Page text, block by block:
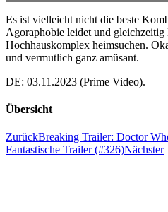
Es ist vielleicht nicht die beste
Agoraphobie leidet und gleichzeitig
Hochhauskomplex heimsuchen.
und vermutlich ganz amüsant.
DE: 03.11.2023 (Prime Video).
Übersicht
ZurückBreaking Trailer: Doctor
Fantastische Trailer (#326)Nächster